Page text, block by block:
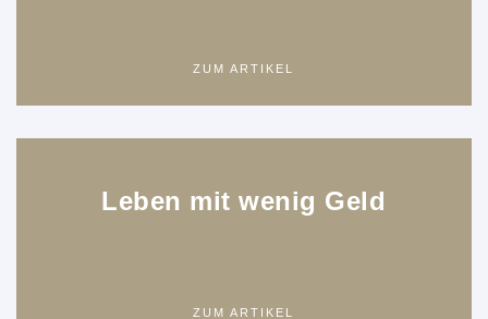
ZUM ARTIKEL
Leben mit wenig Geld
ZUM ARTIKEL